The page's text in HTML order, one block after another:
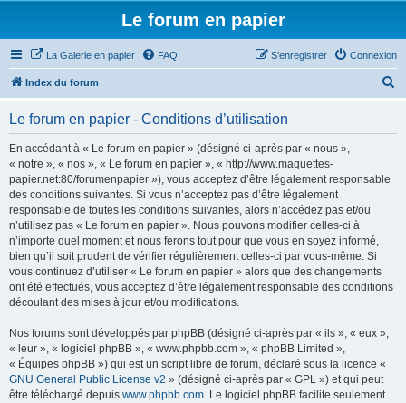
Le forum en papier
La Galerie en papier FAQ Connexion
S’enregistrer
Index du forum
Le forum en papier - Conditions d’utilisation
En accédant à « Le forum en papier » (désigné ci-après par « nous »,
« notre », « nos », « Le forum en papier », « http://www.maquettes-
papier.net:80/forumenpapier »), vous acceptez d’être légalement responsable
des conditions suivantes. Si vous n’acceptez pas d’être légalement
responsable de toutes les conditions suivantes, alors n’accédez pas et/ou
n’utilisez pas « Le forum en papier ». Nous pouvons modifier celles-ci à
n’importe quel moment et nous ferons tout pour que vous en soyez informé,
bien qu’il soit prudent de vérifier régulièrement celles-ci par vous-même. Si
vous continuez d’utiliser « Le forum en papier » alors que des changements
ont été effectués, vous acceptez d’être légalement responsable des conditions
découlant des mises à jour et/ou modifications.
Nos forums sont développés par phpBB (désigné ci-après par « ils », « eux »,
« leur », « logiciel phpBB », « www.phpbb.com », « phpBB Limited »,
« Équipes phpBB ») qui est un script libre de forum, déclaré sous la licence «
GNU General Public License v2 » (désigné ci-après par « GPL ») et qui peut
être téléchargé depuis www.phpbb.com. Le logiciel phpBB facilite seulement